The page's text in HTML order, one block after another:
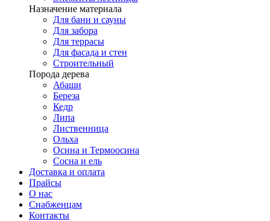
Назначение материала
Для бани и сауны
Для забора
Для террасы
Для фасада и стен
Строительный
Порода дерева
Абаши
Береза
Кедр
Липа
Лиственница
Ольха
Осина и Термоосина
Сосна и ель
Доставка и оплата
Прайсы
О нас
Снабженцам
Контакты